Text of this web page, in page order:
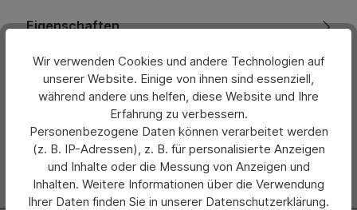
Eigenschaften
Bewertungen
Hersteller
Wir verwenden Cookies und andere Technologien auf
unserer Website. Einige von ihnen sind essenziell,
während andere uns helfen, diese Website und Ihre
Erfahrung zu verbessern.
Personenbezogene Daten können verarbeitet werden
(z. B. IP-Adressen), z. B. für personalisierte Anzeigen
und Inhalte oder die Messung von Anzeigen und
Inhalten. Weitere Informationen über die Verwendung
Ihrer Daten finden Sie in unserer Datenschutzerklärung.